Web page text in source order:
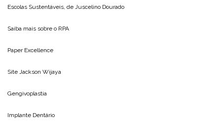
Escolas Sustentáveis, de Juscelino Dourado
Saiba mais sobre o RPA
Paper Excellence
Site Jackson Wijaya
Gengivoplastia
Implante Dentário